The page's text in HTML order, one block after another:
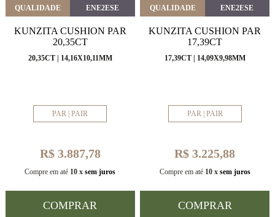
QUALIDADE ENE2ESE
KUNZITA CUSHION PAR
20,35CT
20,35CT | 14,16X10,11MM
PAR | PAIR
R$ 3.887,78
Compre em até 10 x sem juros
COMPRAR
QUALIDADE ENE2ESE
KUNZITA CUSHION PAR
17,39CT
17,39CT | 14,09X9,98MM
PAR | PAIR
R$ 3.225,88
Compre em até 10 x sem juros
COMPRAR